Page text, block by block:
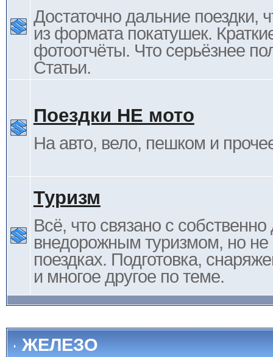
Достаточно дальние поездки,
из формата покатушек.
фотоотчёты. Что серьёзнее
Статьи.
Поездки НЕ мото
На авто, вело, пешком и
Туризм
Всё, что связано с
внедорожным туризмом, но не
поездках. Подготовка,
и многое другое по теме.
ЖЕЛЕЗО